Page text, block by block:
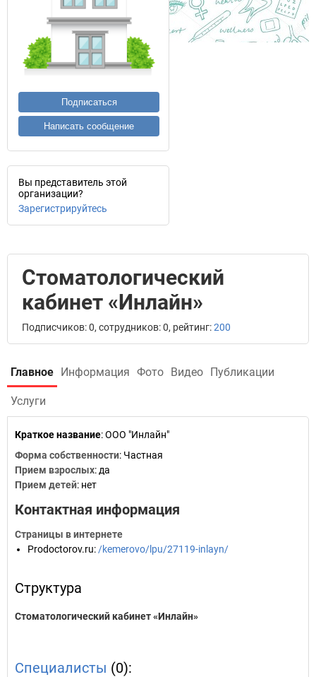
Подписаться
Написать сообщение
Вы представитель этой
организации?
Зарегистрируйтесь
Стоматологический
кабинет «Инлайн»
Подписчиков: 0, сотрудников: 0, рейтинг:200
Главное Информация Фото Видео Публикации
Услуги
Краткое название:ООО "Инлайн"
Форма собственности: Частная
Прием взрослых: да
Прием детей: нет
Контактная информация
Страницы в интернете
Prodoctorov.ru: /kemerovo/lpu/27119-inlayn/
Структура
Стоматологический кабинет «Инлайн»
Специалисты (0):